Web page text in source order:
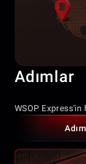
Adımlar
WSOP